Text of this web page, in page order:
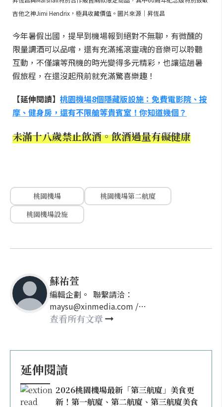
吉他之神Jimi Hendrix，極具收藏價值。圖片來源｜昇恆昌
今年暑假出國，提早到機場報到絕對不無聊，有微醺的
限量調酒可以品嚐，還有充滿搖滾靈魂的音樂可以聆聽
互動，不僅讓等飛機的時光變得多元精彩，也讓這趟暑
假旅程，在還沒起飛前就充滿驚喜樂趣！
【延伸閱讀】 桃園機場8個隱藏版設施：免費電影院、按
摩、健身房，還有不限艙等貴賓室！你知道幾個？
未滿十八歲禁止飲酒。飲酒過量有礙健康
桃園機場
桃園機場第二航廈
桃園機場設施
蘇祐萱
編輯企劃。 聯繫請洽：
maysu@xinmedia.com /
may860527@gmail.com
查看所有文章
延伸閱讀
2026桃園機場最新「第三航廈」美食更
新！第一航廈、第二航廈、第三航廈美食